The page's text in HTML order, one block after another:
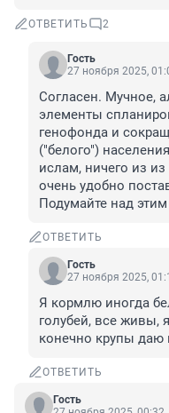
ОТВЕТИТЬ 2
Гость
27 ноября 2025,
Согласен. Мучное,
элементы
генофонда и
("белого")
ислам, ничего из из
очень удобно
Подумайте над
ОТВЕТИТЬ
Гость
27 ноября 2025,
Я кормлю иногда
голубей, все живы,
конечно крупы даю
ОТВЕТИТЬ
Гость